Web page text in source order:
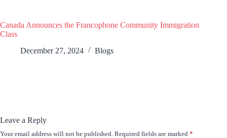
Canada Announces the Francophone Community Immigration
Class
December 27, 2024
Blogs
Leave a Reply
Your email address will not be published. Required fields are marked *